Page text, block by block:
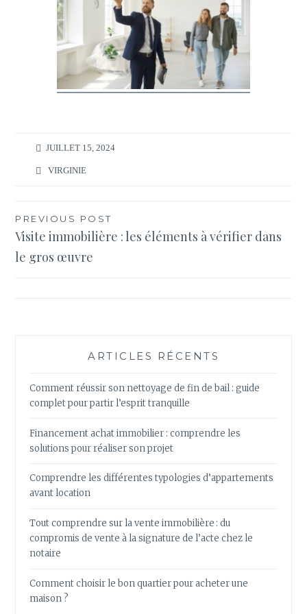
JUILLET 15, 2024
VIRGINIE
Navigation
de
l’article
PREVIOUS POST
Visite immobilière : les éléments à vérifier dans
le gros œuvre
ARTICLES RÉCENTS
Comment réussir son nettoyage de fin de bail : guide
complet pour partir l’esprit tranquille
Financement achat immobilier : comprendre les
solutions pour réaliser son projet
Comprendre les différentes typologies d’appartements
avant location
Tout comprendre sur la vente immobilière : du
compromis de vente à la signature de l’acte chez le
notaire
Comment choisir le bon quartier pour acheter une
maison ?